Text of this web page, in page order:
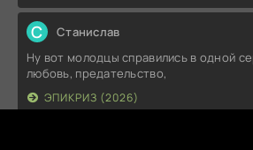
С Станислав
Ну вот молодцы справились в одной
любовь, предательство,
ЭПИКРИЗ (2026)